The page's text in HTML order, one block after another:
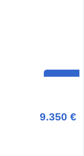
9.350 €